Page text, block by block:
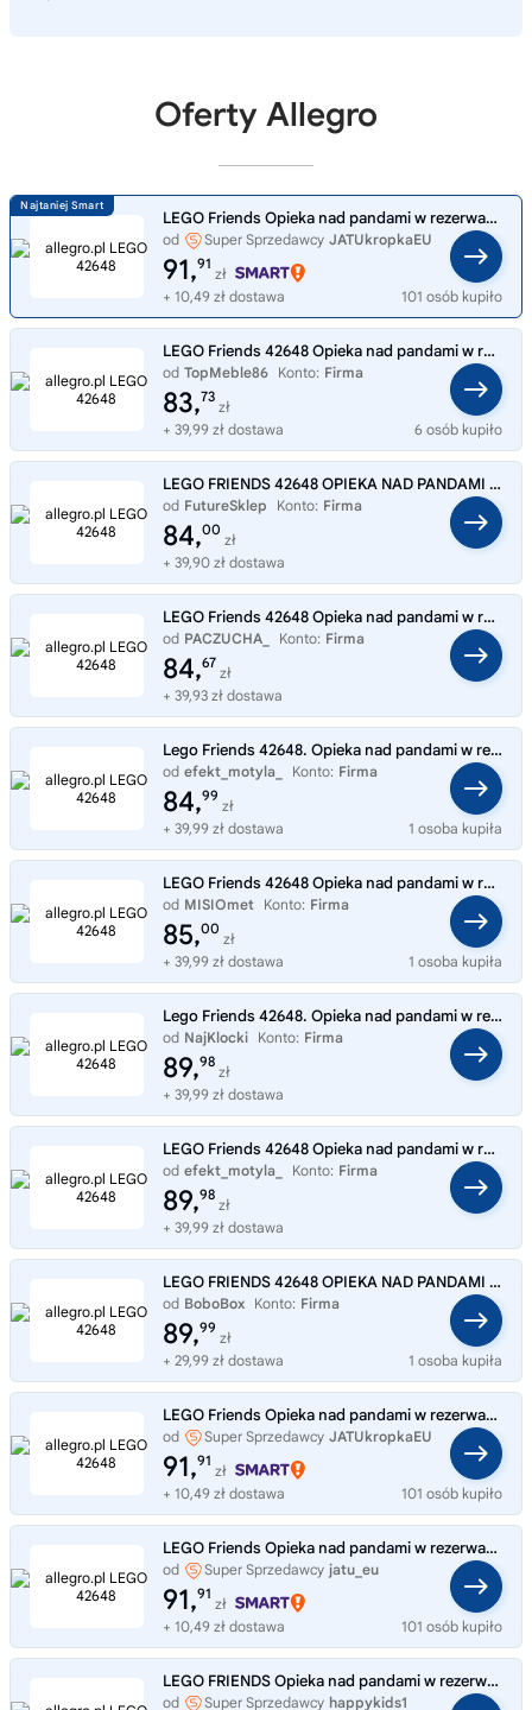
Oferty Allegro
LEGO Friends Opieka nad pandami w rezerwacie 42648
od Super Sprzedawcy JATUkropkaEU
91,91
zł
+ 10,49 zł dostawa
101 osób kupiło
LEGO Friends 42648 Opieka nad pandami w rezerwacie
od TopMeble86 Konto: Firma
83,73
zł
+ 39,99 zł dostawa
6 osób kupiło
LEGO FRIENDS 42648 OPIEKA NAD PANDAMI W REZERWACIE
od FutureSklep Konto: Firma
84,00
zł
+ 39,90 zł dostawa
LEGO Friends 42648 Opieka nad pandami w rezerwacie
od PACZUCHA_ Konto: Firma
84,67
zł
+ 39,93 zł dostawa
Lego Friends 42648. Opieka nad pandami w rezerwacie
od efekt_motyla_ Konto: Firma
84,99
zł
+ 39,99 zł dostawa
1 osoba kupiła
LEGO Friends 42648 Opieka nad pandami w rezerwacie
od MISIOmet Konto: Firma
85,00
zł
+ 39,99 zł dostawa
1 osoba kupiła
Lego Friends 42648. Opieka nad pandami w rezerwacie
od NajKlocki Konto: Firma
89,98
zł
+ 39,99 zł dostawa
LEGO Friends 42648 Opieka nad pandami w rezerwacie
od efekt_motyla_ Konto: Firma
89,98
zł
+ 39,99 zł dostawa
LEGO FRIENDS 42648 OPIEKA NAD PANDAMI W REZERWACIE KOMPLET KLOCKÓW PREZENT
od BoboBox Konto: Firma
89,99
zł
+ 29,99 zł dostawa
1 osoba kupiła
LEGO Friends Opieka nad pandami w rezerwacie 42648
od Super Sprzedawcy JATUkropkaEU
91,91
zł
+ 10,49 zł dostawa
101 osób kupiło
LEGO Friends Opieka nad pandami w rezerwacie 42648
od Super Sprzedawcy jatu_eu
91,91
zł
+ 10,49 zł dostawa
101 osób kupiło
LEGO FRIENDS Opieka nad pandami w rezerwacie 42648
od Super Sprzedawcy happykids1